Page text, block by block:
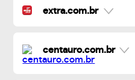
extra.com.br
centauro.com.br